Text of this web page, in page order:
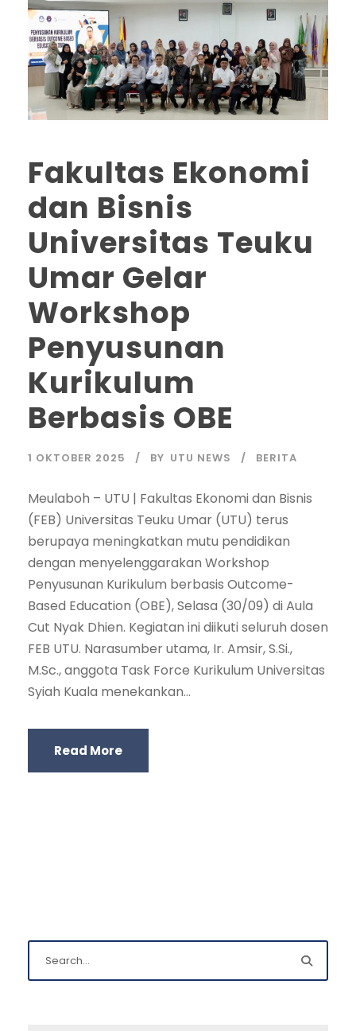
Fakultas Ekonomi
dan Bisnis
Universitas Teuku
Umar Gelar
Workshop
Penyusunan
Kurikulum
Berbasis OBE
1 OKTOBER 2025 BY UTU NEWS BERITA
Meulaboh – UTU | Fakultas Ekonomi dan Bisnis
(FEB) Universitas Teuku Umar (UTU) terus
berupaya meningkatkan mutu pendidikan
dengan menyelenggarakan Workshop
Penyusunan Kurikulum berbasis Outcome-
Based Education (OBE), Selasa (30/09) di Aula
Cut Nyak Dhien. Kegiatan ini diikuti seluruh dosen
FEB UTU. Narasumber utama, Ir. Amsir, S.Si.,
M.Sc., anggota Task Force Kurikulum Universitas
Syiah Kuala menekankan...
Read More